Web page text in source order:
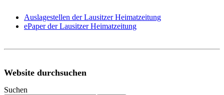
Auslagestellen der Lausitzer Heimatzeitung
ePaper der Lausitzer Heimatzeitung
Website durchsuchen
Suchen